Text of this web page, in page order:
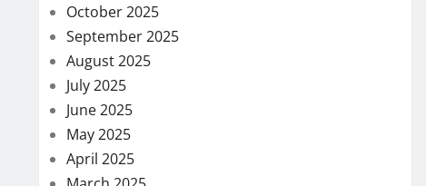
October 2025
September 2025
August 2025
July 2025
June 2025
May 2025
April 2025